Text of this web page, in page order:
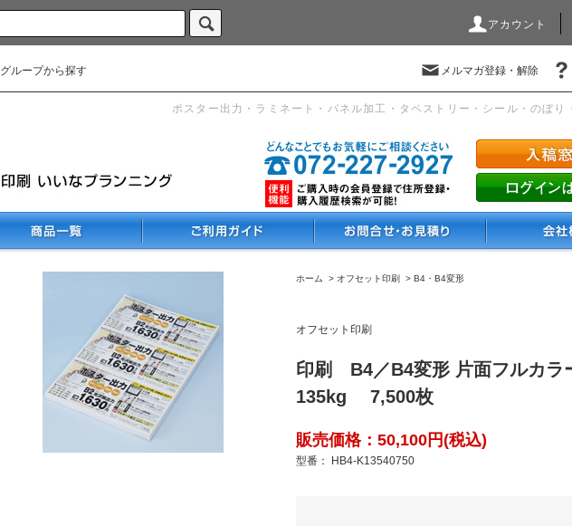
アカウント
グループから探す メルマガ登録・解除
ポスター出力・ラミネート・パネル加工・タペストリー・シール・のぼり
ホーム > オフセット印刷 > B4・B4変形
オフセット印刷
印刷 B4／B4変形 片面フルカラ
135kg 7,500枚
販売価格：50,100円(税込)
型番： HB4-K13540750